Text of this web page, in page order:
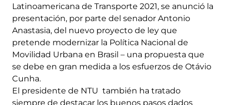
Latinoamericana de Transporte 2021, se anunció la
presentación, por parte del senador Antonio
Anastasia, del nuevo proyecto de ley que
pretende modernizar la Política Nacional de
Movilidad Urbana en Brasil – una propuesta que
se debe en gran medida a los esfuerzos de Otávio
Cunha.
El presidente de NTU también ha tratado
siempre de destacar los buenos pasos dados